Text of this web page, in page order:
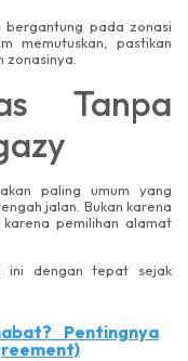
pada zonasi
memutuskan, pastikan
zonasinya.
Tanpa
paling umum yang
jalan. Bukan karena
pemilihan alamat
ini dengan tepat sejak
Pentingnya